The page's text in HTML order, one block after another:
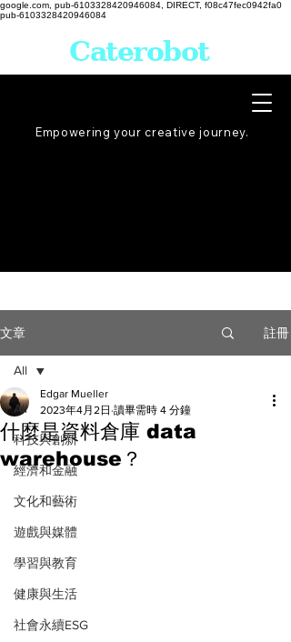
google.com, pub-6103328420946084, DIRECT, f08c47fec0942fa0
pub-6103328420946084
Empowering your creative journey.
Caterobot
文章 註冊
All
科技與創新
經濟和金融
文化和藝術
遊戲與媒體
學習與教育
健康與生活
社會永續ESG
All
什麼是資料倉庫 data
warehouse？
Edgar Mueller
2023年4月2日 讀畢需時 4 分鐘